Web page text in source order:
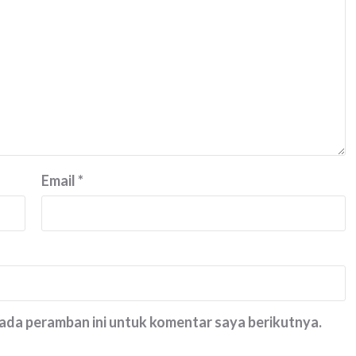
Email*
peramban ini untuk komentar saya berikutnya.